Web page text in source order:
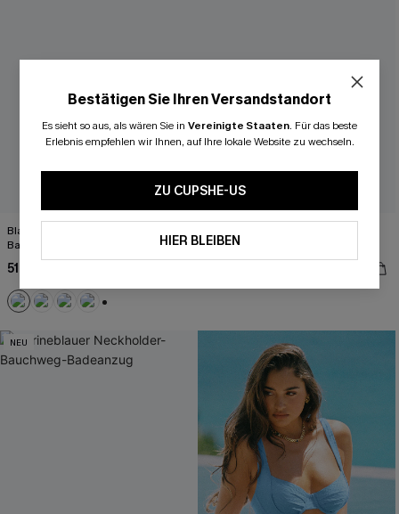
Blaues Breite Träger High-Waist
Badeanzug-Set
51,00 €
Kreuzträgern
NEU
Bestätigen Sie Ihren Versandstandort
Es sieht so aus, als wären Sie in Vereinigte Staaten. Für das beste
Erlebnis empfehlen wir Ihnen, auf Ihre lokale Website zu wechseln.
ZU CUPSHE-US
HIER BLEIBEN